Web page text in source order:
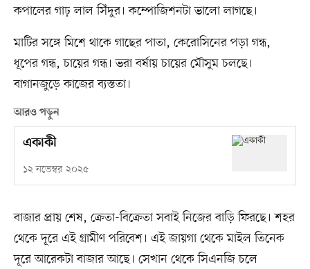
কপালের গাঢ় লাল সিঁদুর। কম্পোজিশনটা ভালো লাগছে।
মাটির সঙ্গে মিশে থাকে গাছের পাতা, কেরোসিনের পড়া গন্ধ,
ধূপের গন্ধ, চায়ের গন্ধ। ভরা বর্ষায় চায়ের মৌসুম চলছে।
বাগানজুড়ে কাজের ব্যস্ততা।
আরও পড়ুন
একাকী
১২ নভেম্বর ২০২৫
বাজার প্রায় শেষ, ক্রেতা-বিক্রেতা সবাই নিজের বাড়ি ফিরছে। শহর
থেকে দূরে এই গ্রামীণ পরিবেশ। এই জায়গা থেকে মাইল তিনেক
দূরে আরেকটা বাজার আছে। সেখান থেকে সিএনজি চলে